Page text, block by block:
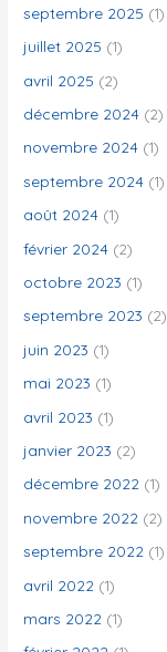
:
septembre 2025 (1)
juillet 2025 (1)
avril 2025 (2)
décembre 2024 (2)
novembre 2024 (1)
septembre 2024 (1)
août 2024 (1)
février 2024 (2)
octobre 2023 (1)
septembre 2023 (2)
juin 2023 (1)
mai 2023 (1)
avril 2023 (1)
janvier 2023 (2)
décembre 2022 (1)
novembre 2022 (2)
septembre 2022 (1)
avril 2022 (1)
mars 2022 (1)